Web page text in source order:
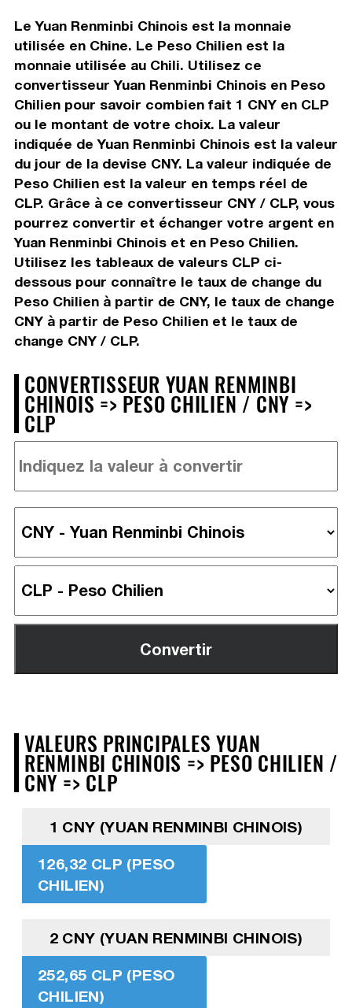
Le Yuan Renminbi Chinois est la monnaie
utilisée en Chine. Le Peso Chilien est la
monnaie utilisée au Chili. Utilisez ce
convertisseur Yuan Renminbi Chinois en Peso
Chilien pour savoir combien fait 1 CNY en CLP
ou le montant de votre choix. La valeur
indiquée de Yuan Renminbi Chinois est la valeur
du jour de la devise CNY. La valeur indiquée de
Peso Chilien est la valeur en temps réel de
CLP. Grâce à ce convertisseur CNY / CLP, vous
pourrez convertir et échanger votre argent en
Yuan Renminbi Chinois et en Peso Chilien.
Utilisez les tableaux de valeurs CLP ci-
dessous pour connaître le taux de change du
Peso Chilien à partir de CNY, le taux de change
CNY à partir de Peso Chilien et le taux de
change CNY / CLP.
CONVERTISSEUR YUAN RENMINBI
CHINOIS => PESO CHILIEN / CNY =>
CLP
VALEURS PRINCIPALES YUAN
RENMINBI CHINOIS => PESO CHILIEN /
CNY => CLP
1 CNY (YUAN RENMINBI CHINOIS)
126,32 CLP (PESO
CHILIEN)
2 CNY (YUAN RENMINBI CHINOIS)
252,65 CLP (PESO
CHILIEN)